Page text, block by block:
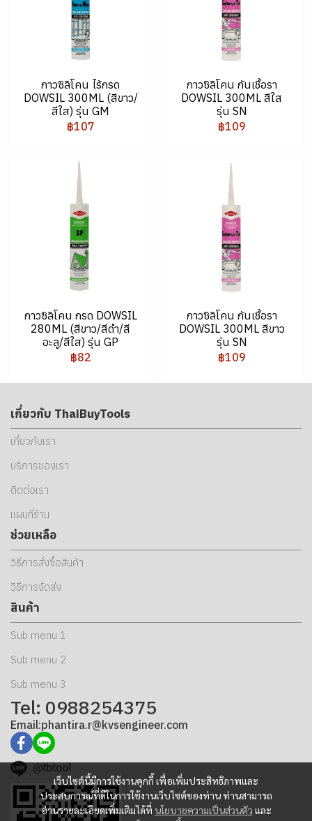
กาวซิลิโคน ไร้กรด
DOWSIL 300ML (สีขาว/
สีใส) รุ่น GM
฿107
กาวซิลิโคน กันเชื้อรา
DOWSIL 300ML สีใส
รุ่น SN
฿109
กาวซิลิโคน กรด DOWSIL
280ML (สีขาว/สีดำ/สี
อะลู/สีใส) รุ่น GP
฿82
กาวซิลิโคน กันเชื้อรา
DOWSIL 300ML สีขาว
รุ่น SN
฿109
เว็บไซต์นี้มีการใช้งานคุกกี้ เพื่อเพิ่มประสิทธิภาพและ
ประสบการณ์ที่ดีในการใช้งานเว็บไซต์ของท่าน ท่านสามารถ
อ่านรายละเอียดเพิ่มเติมได้ที่ นโยบายความเป็นส่วนตัว และ
เกี่ยวกับ ThaiBuyTools
เกี่ยวกับเรา
บริการของเรา
ติดต่อเรา
แผนที่ร้าน
ช่วยเหลือ
วิธีการสั่งซื้อสินค้า
วิธีการจัดส่ง
สินค้า
Sub menu 1
Sub menu 2
Sub menu 3
Tel: 0988254375
Email:phantira.r@kvsengineer.com
@tbtool